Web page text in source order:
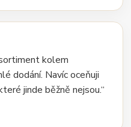
kolem
dodání. Navíc oceňuji
jinde běžně nejsou.“